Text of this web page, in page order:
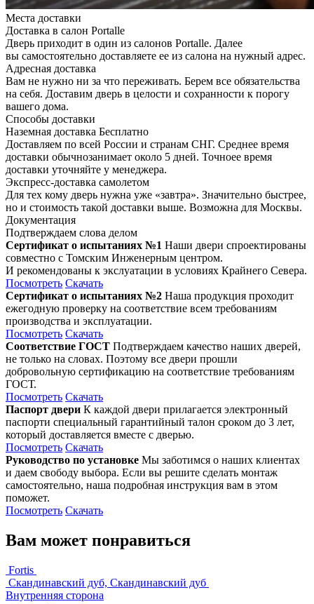
Места доставки
Доставка в салон Portalle
Дверь приходит в один из салонов Portalle. Далее
вы самостоятельно доставляете ее из салона на нужный адрес.
Адресная доставка
Вам не нужно ни за что переживать. Берем все обязательства
на себя. Доставим дверь в целости и сохранности к порогу
вашего дома.
Способы доставки
Наземная доставка Бесплатно
Доставляем по всей России и странам СНГ. Среднее время
доставки обычнозанимает около 5 дней. Точноее время
доставки уточняйте у менеджера.
Экспресс-доставка самолетом
Для тех кому дверь нужна уже «завтра». Значительно быстрее,
но и стоимость такой доставки выше. Возможна для Москвы.
Документация
Подтверждаем слова делом
Сертификат о испытаниях №1 Наши двери спроектированы
совместно с Томским Инженерным центром.
И рекомендованы к экслуатации в условиях Крайнего Севера.
Посмотреть Скачать
Сертификат о испытаниях №2 Наша продукция проходит
ежегодную проверку на соответствие всем требованиям
производства и эксплуатации.
Посмотреть Скачать
Соответствие ГОСТ Подтверждаем качество наших дверей,
не только на словах. Поэтому все двери прошли
добровольную сертификацию на соответствие требованиям
ГОСТ.
Посмотреть Скачать
Паспорт двери К каждой двери прилагается электронный
паспорти специальный гарантийный талон сроком до 3 лет,
который доставляется вместе с дверью.
Посмотреть Скачать
Руководство по установке Мы заботимся о наших клиентах
и даем свободу выбора. Если вы решите сделать монтаж
самостоятельно, наша подробная инструкция вам в этом
поможет.
Посмотреть Скачать
Вам может понравиться
Fortis
Скандинавский дуб, Скандинавский дуб
Внутренняя сторона